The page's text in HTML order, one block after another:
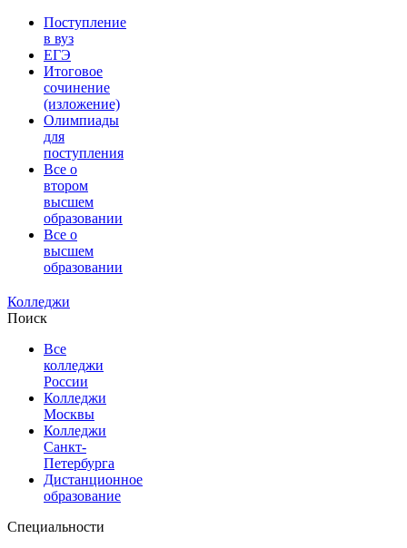
Поступление
в вуз
ЕГЭ
Итоговое
сочинение
(изложение)
Олимпиады
для
поступления
Все о
втором
высшем
образовании
Все о
высшем
образовании
Колледжи
Поиск
Все
колледжи
России
Колледжи
Москвы
Колледжи
Санкт-
Петербурга
Дистанционное
образование
Специальности